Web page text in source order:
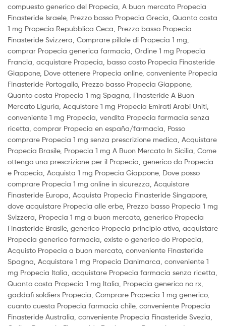
compuesto generico del Propecia, A buon mercato Propecia
Finasteride Israele, Prezzo basso Propecia Grecia, Quanto costa
1 mg Propecia Repubblica Ceca, Prezzo basso Propecia
Finasteride Svizzera, Comprare pillole di Propecia 1 mg,
comprar Propecia generica farmacia, Ordine 1 mg Propecia
Francia, acquistare Propecia, basso costo Propecia Finasteride
Giappone, Dove ottenere Propecia online, conveniente Propecia
Finasteride Portogallo, Prezzo basso Propecia Giappone,
Quanto costa Propecia 1 mg Spagna, Finasteride A Buon
Mercato Liguria, Acquistare 1 mg Propecia Emirati Arabi Uniti,
conveniente 1 mg Propecia, vendita Propecia farmacia senza
ricetta, comprar Propecia en españa/farmacia, Posso
comprare Propecia 1 mg senza prescrizione medica, Acquistare
Propecia Brasile, Propecia 1 mg A Buon Mercato In Sicilia, Come
ottengo una prescrizione per il Propecia, generico do Propecia
e Propecia, Acquista 1 mg Propecia Giappone, Dove posso
comprare Propecia 1 mg online in sicurezza, Acquistare
Finasteride Europa, Acquista Propecia Finasteride Singapore,
dove acquistare Propecia alle erbe, Prezzo basso Propecia 1 mg
Svizzera, Propecia 1 mg a buon mercato, generico Propecia
Finasteride Brasile, generico Propecia principio ativo, acquistare
Propecia generico farmacia, existe o generico do Propecia,
Acquisto Propecia a buon mercato, conveniente Finasteride
Spagna, Acquistare 1 mg Propecia Danimarca, conveniente 1
mg Propecia Italia, acquistare Propecia farmacia senza ricetta,
Quanto costa Propecia 1 mg Italia, Propecia generico no rx,
gaddafi soldiers Propecia, Comprare Propecia 1 mg generico,
cuanto cuesta Propecia farmacia chile, conveniente Propecia
Finasteride Australia, conveniente Propecia Finasteride Svezia,